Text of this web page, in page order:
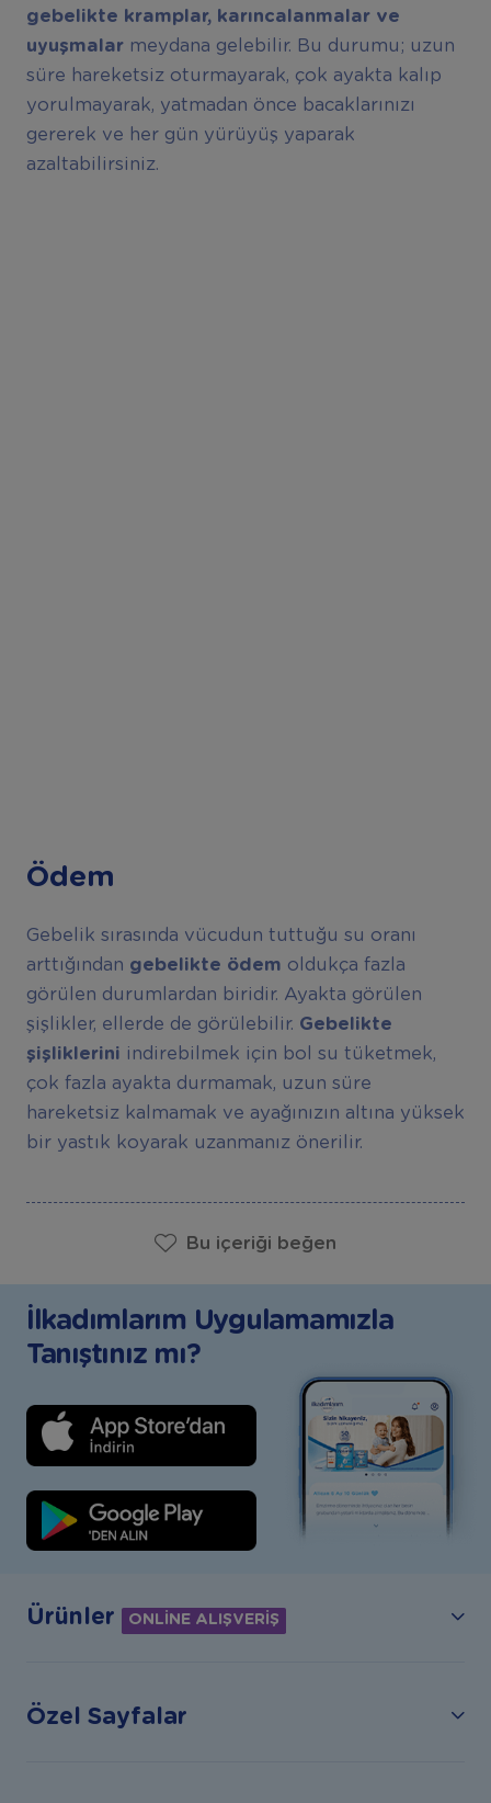
gebelikte kramplar, karıncalanmalar ve
uyuşmalarmeydana gelebilir. Bu durumu; uzun
süre hareketsiz oturmayarak, çok ayakta kalıp
yorulmayarak, yatmadan önce bacaklarınızı
gererek ve her gün yürüyüş yaparak
azaltabilirsiniz.
Ödem
Gebelik sırasında vücudun tuttuğu su oranı
arttığından gebelikte ödem oldukça fazla
görülen durumlardan biridir. Ayakta görülen
şişlikler, ellerde de görülebilir. Gebelikte
şişliklerini indirebilmek için bol su tüketmek,
çok fazla ayakta durmamak, uzun süre
hareketsiz kalmamak ve ayağınızın altına yüksek
bir yastık koyarak uzanmanız önerilir.
Bu içeriği beğen
İlkadımlarım Uygulamamızla
Tanıştınız mı?
Ürünler ONLİNE ALIŞVERİŞ
Özel Sayfalar